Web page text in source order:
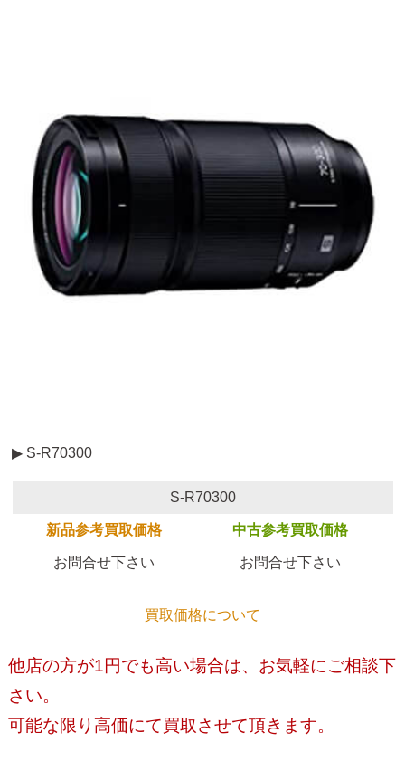
▶ S-R70300
S-R70300
新品参考買取価格 中古参考買取価格
お問合せ下さい お問合せ下さい
買取価格について
他店の方が1円でも高い場合は、お気軽にご相談下
さい。
可能な限り高価にて買取させて頂きます。